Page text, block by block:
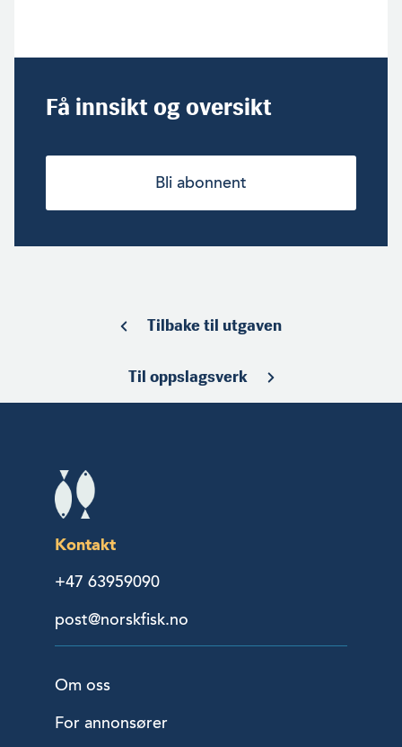
Få innsikt og oversikt
Bli abonnent
Tilbake til utgaven
Til oppslagsverk
Kontakt
+47 63959090
post@norskfisk.no
Om oss
For annonsører